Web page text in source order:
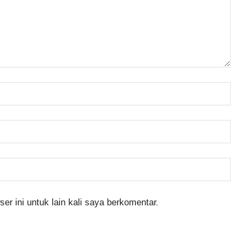
ini untuk lain kali saya berkomentar.